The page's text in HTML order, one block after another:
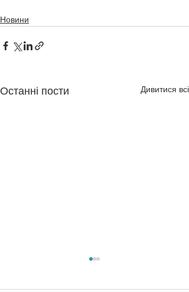
Новини
Останні пости Дивитися всі